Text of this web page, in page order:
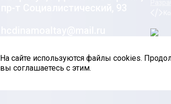
Социальные сети
На сайте используются файлы cookies.
вы соглашаетесь с этим.